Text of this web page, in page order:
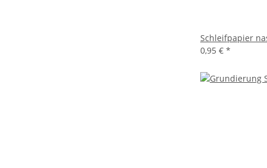
Schleifpapier
0,95 € *